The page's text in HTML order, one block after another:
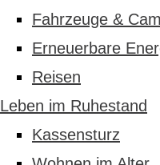
Fahrzeuge &
Erneuerbare
Reisen
Leben im Ruhestand
Kassensturz